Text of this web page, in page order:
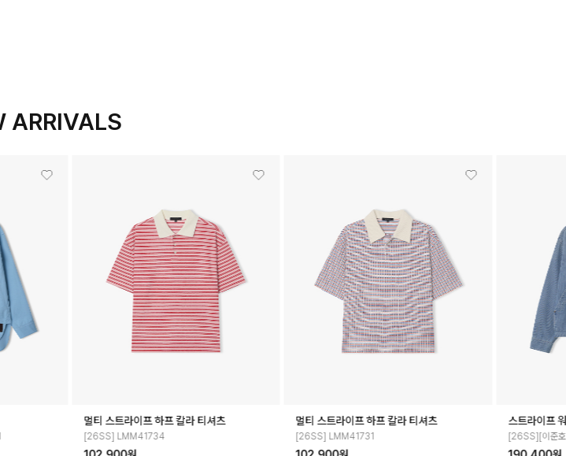
ARRIVALS
프 하프 칼라 티셔츠 스트라이프 워시드 데님 자켓
[26SS][이준호 PICK] LMS32770
레귤러핏 반팔 티셔츠
[26SS][이준호 PICK] LMM41780